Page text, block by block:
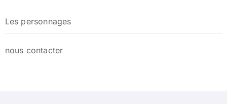
Les personnages
nous contacter